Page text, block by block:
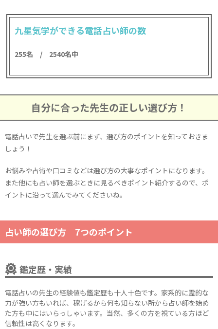
九星気学ができる電話占い師の数
255名 / 2540名中
自分に合った先生の正しい選び方！
電話占いで先生を選ぶ前にまず、選び方のポイントを知っておきま
しょう！
お悩みや占術や口コミなどは選び方の大事なポイントになります。
また他にも占い師を選ぶときに見るべきポイント紹介するので、ポ
イントに沿って選んでみてくださいね。
占い師の選び方 7つのポイント
鑑定歴・実績
電話占いの先生の経験値も鑑定歴も十人十色です。家系的に霊的な
力が強い方もいれば、稼げるから何も知らない所から占い師を始め
た方も中にはいらっしゃいます。当然、多くの方を視ている方ほど
信頼性は高くなります。